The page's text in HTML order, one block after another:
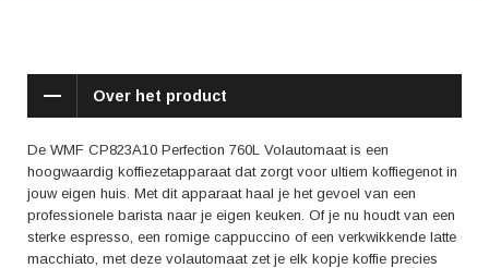
conditie kunt houden. Daarnaast is de melkopschuimer afneembaar en
In reviews wordt de WMF CP823A10 Perfection 760L volautomaat
geprezen om zijn kwaliteit en gebruiksgemak. Gebruikers zijn vooral
enthousiast over de mogelijkheid om hun koffie naar eigen wens in te
stellen en het feit dat het apparaat weinig geluid maakt tijdens het
bereiden van de koffie. Daarnaast wordt de veelzijdigheid van de
Over het product
De WMF CP823A10 Perfection 760L Volautomaat is een
hoogwaardig koffiezetapparaat dat zorgt voor ultiem koffiegenot in
jouw eigen huis. Met dit apparaat haal je het gevoel van een
professionele barista naar je eigen keuken. Of je nu houdt van een
sterke espresso, een romige cappuccino of een verkwikkende latte
macchiato, met deze volautomaat zet je elk kopje koffie precies